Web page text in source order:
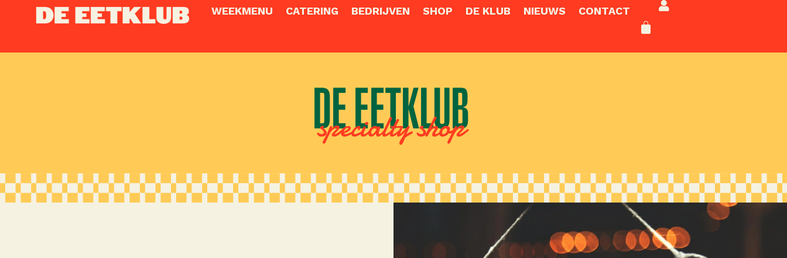
WEEKMENU CATERING BEDRIJVEN SHOP DE KLUB NIEUWS CONTACT
DE EETKLUB
specialty shop